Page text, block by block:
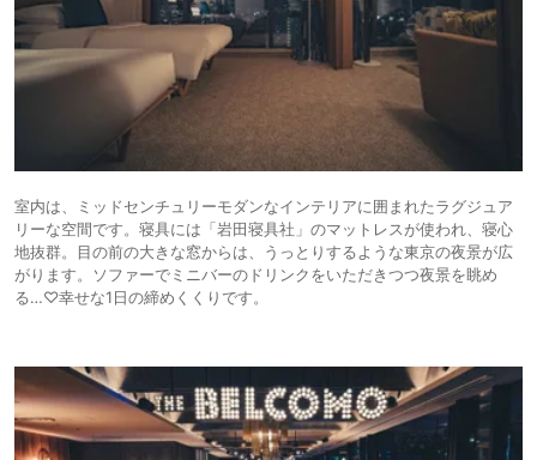
室内は、ミッドセンチュリーモダンなインテリアに囲まれたラグジュア
リーな空間です。寝具には「岩田寝具社」のマットレスが使われ、寝心
地抜群。目の前の大きな窓からは、うっとりするような東京の夜景が広
がります。ソファーでミニバーのドリンクをいただきつつ夜景を眺め
る…♡幸せな1日の締めくくりです。